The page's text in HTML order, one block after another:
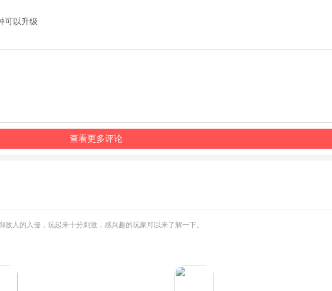
可以升级
查看更多评论
人的入侵，玩起来十分刺激，感兴趣的玩家可以来了解一下。